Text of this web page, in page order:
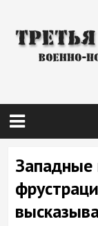
Западные